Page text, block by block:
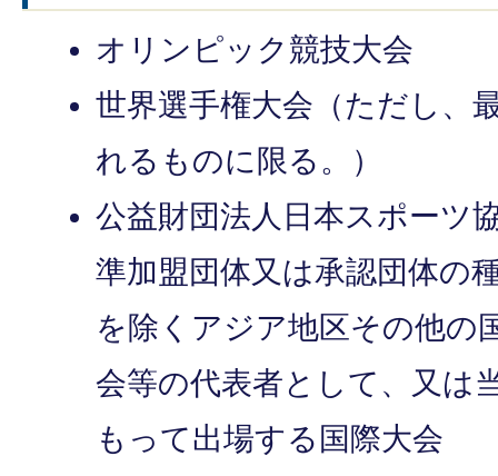
オリンピック競技大会
世界選手権大会（ただし、
れるものに限る。）
公益財団法人日本スポーツ
準加盟団体又は承認団体の
を除くアジア地区その他の
会等の代表者として、又は
もって出場する国際大会